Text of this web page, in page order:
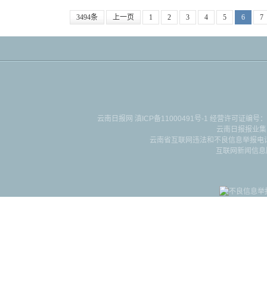
3494条 上一页 1 2 3 4 5 6 7
云南日报网 滇ICP备11000491号-1 经营许可证编号
云南日报报业
云南省互联网违法和不良信息举报
互联网新闻信